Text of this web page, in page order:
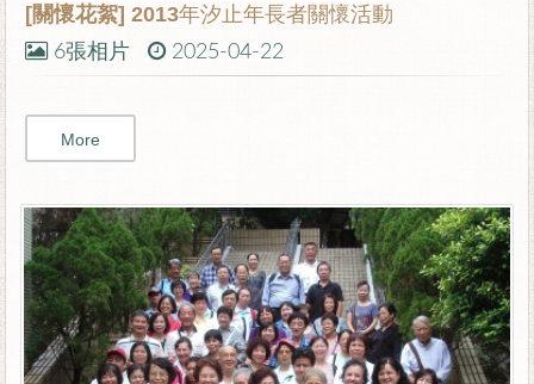
[關懷花絮] 2013年汐止年長者關懷活動
6張相片 2025-04-22
More